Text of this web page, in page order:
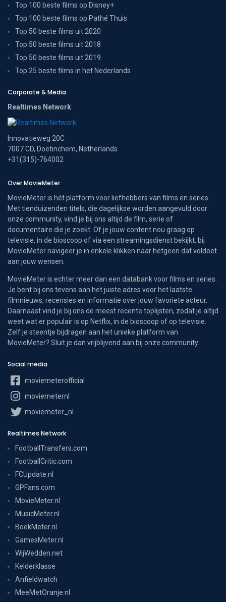
Top 100 beste films op Disney+
Top 100 beste films op Pathé Thuis
Top 50 beste films uit 2020
Top 50 beste films uit 2018
Top 50 beste films uit 2019
Top 25 beste films in het Nederlands
Corporate & Media
Realtimes Network
Innovatieweg 20C
7007 CD, Doetinchem, Netherlands
+31(315)-764002
Over MovieMeter
MovieMeter is hét platform voor liefhebbers van films en series.
Met tienduizenden titels, die dagelijkse worden aangevuld door
onze community, vind je bij ons altijd de film, serie of
documentaire die je zoekt. Of je jouw content nou graag op
televisie, in de bioscoop of via een streamingsdienst bekijkt, bij
MovieMeter navigeer je in enkele klikken naar hetgeen dat voldoet
aan jouw wensen.
MovieMeter is echter meer dan een databank voor films en series.
Je bent bij ons tevens aan het juiste adres voor het laatste
filmnieuws, recensies en informatie over jouw favoriete acteur.
Daarnaast vind je bij ons de meest recente toplijsten, zodat je altijd
weet wat er populair is op Netflix, in de bioscoop of op televisie.
Zelf je steentje bijdragen aan het unieke platform van
MovieMeter? Sluit je dan vrijblijvend aan bij onze community.
Social media
moviemeterofficial
moviemeternl
moviemeter_nl
Realtimes Network
FootballTransfers.com
FootballCritic.com
FCUpdate.nl
GPFans.com
MovieMeter.nl
MusicMeter.nl
BoekMeter.nl
GamesMeter.nl
WijWedden.net
Kelderklasse
Anfieldwatch
MeeMetOranje.nl